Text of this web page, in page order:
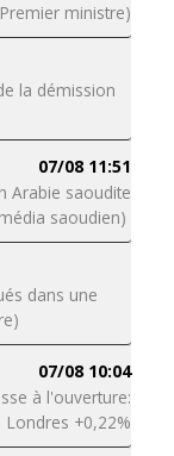
ministre)
la démission
07/08 11:51
Arabie saoudite
saoudien)
dans une
07/08 10:04
à l'ouverture:
Londres +0,22%